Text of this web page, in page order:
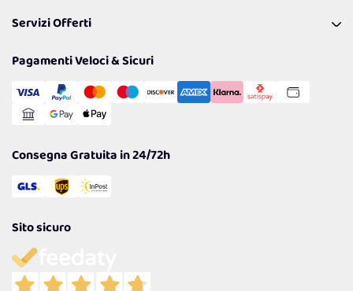
Politiche per la parità di genere
Resi
Spedizioni
Cookie Policy
Gestisci Cookie
Servizi Offerti
Reso Facile e Veloce
Pagamenti Veloci & Sicuri
Consegna Gratuita in 24/72h
Sito sicuro